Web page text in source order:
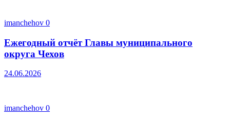
imanchehov 0
Ежегодный отчёт Главы муниципального
округа Чехов
24.06.2026
imanchehov 0